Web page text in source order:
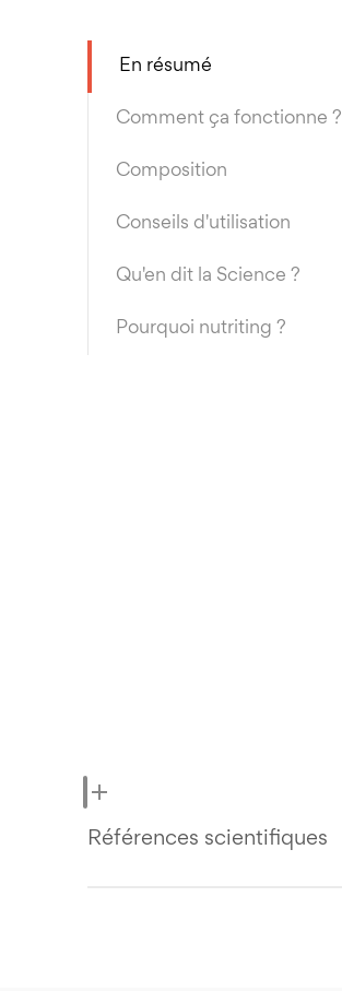
En résumé
Comment ça fonctionne ?
Composition
Conseils d'utilisation
Qu'en dit la Science ?
Pourquoi nutriting ?
Références scientifiques